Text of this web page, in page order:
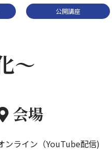
公開講座
～
会場
ンライン（YouTube配信)